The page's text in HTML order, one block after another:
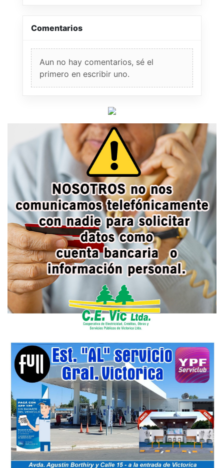
Comentarios
Aun no hay comentarios, sé el
primero en escribir uno.